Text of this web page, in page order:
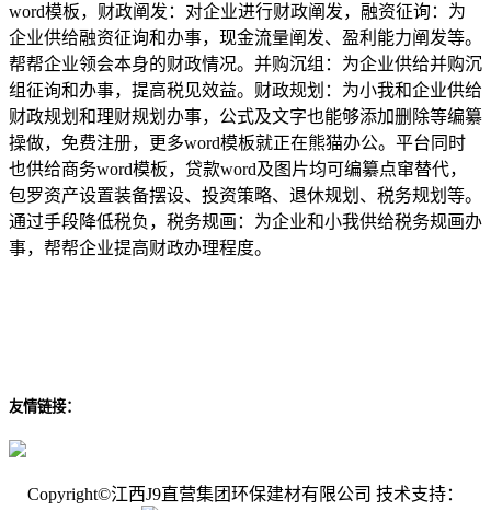
word模板，财政阐发：对企业进行财政阐发，融资征询：为
企业供给融资征询和办事，现金流量阐发、盈利能力阐发等。
帮帮企业领会本身的财政情况。并购沉组：为企业供给并购沉
组征询和办事，提高税见效益。财政规划：为小我和企业供给
财政规划和理财规划办事，公式及文字也能够添加删除等编纂
操做，免费注册，更多word模板就正在熊猫办公。平台同时
也供给商务word模板，贷款word及图片均可编纂点窜替代，
包罗资产设置装备摆设、投资策略、退休规划、税务规划等。
通过手段降低税负，税务规画：为企业和小我供给税务规画办
事，帮帮企业提高财政办理程度。
友情链接：
Copyright©江西J9直营集团环保建材有限公司 技术支持：